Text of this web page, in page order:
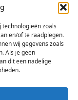
zoals
en/of te raadplegen.
wij gegevens zoals
Als je geen
dit een nadelige